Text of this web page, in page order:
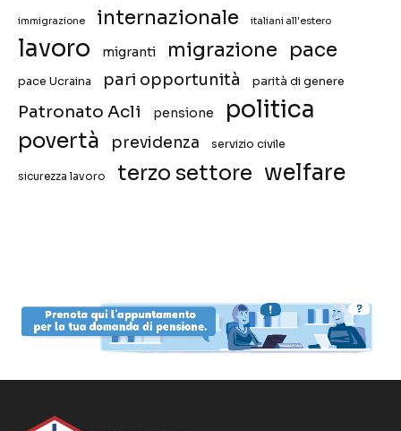
immigrazione internazionale italiani all'estero
lavoro migranti migrazione pace
pace Ucraina pari opportunità parità di genere
Patronato Acli pensione politica
povertà previdenza servizio civile
sicurezza lavoro terzo settore welfare